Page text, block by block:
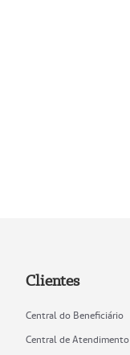
Clientes
Central do Beneficiário
Central de Atendimento